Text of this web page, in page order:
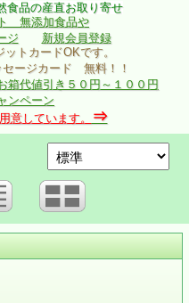
食品の産直お取り寄せ
ジ 新規会員登録
意しています。 ⇒